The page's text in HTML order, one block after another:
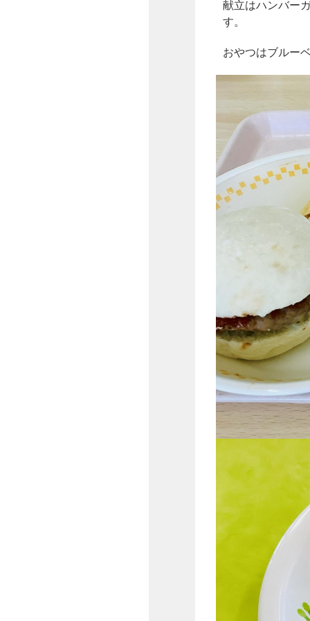
献立はハンバー
す。
おやつはブルー